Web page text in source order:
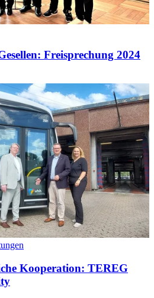
Freisprechung 2024
Kooperation: TEREG